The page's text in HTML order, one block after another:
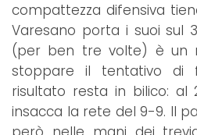
compattezza difensiva
Varesano porta i suoi sul
(per ben tre volte) è un
stoppare il tentativo di
risultato resta in bilico: al
insacca la rete del 9-9. Il